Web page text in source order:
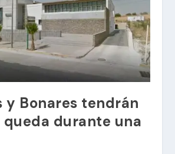
y Bonares tendrán
durante una